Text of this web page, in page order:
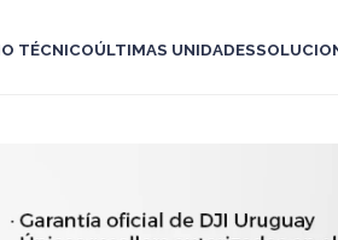
TÉCNICOÚLTIMAS UNIDADES